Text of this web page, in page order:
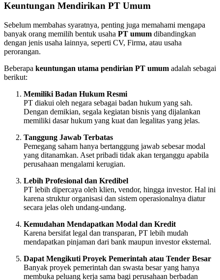
Keuntungan Mendirikan PT Umum
Sebelum membahas syaratnya, penting juga memahami mengapa
banyak orang memilih bentuk usaha PT umum dibandingkan
dengan jenis usaha lainnya, seperti CV, Firma, atau usaha
perorangan.
Beberapa keuntungan utama pendirian PT umum adalah sebagai
berikut:
Memiliki Badan Hukum Resmi
PT diakui oleh negara sebagai badan hukum yang sah.
Dengan demikian, segala kegiatan bisnis yang dijalankan
memiliki dasar hukum yang kuat dan legalitas yang jelas.
Tanggung Jawab Terbatas
Pemegang saham hanya bertanggung jawab sebesar modal
yang ditanamkan. Aset pribadi tidak akan terganggu apabila
perusahaan mengalami kerugian.
Lebih Profesional dan Kredibel
PT lebih dipercaya oleh klien, vendor, hingga investor. Hal ini
karena struktur organisasi dan sistem operasionalnya diatur
secara jelas oleh undang-undang.
Kemudahan Mendapatkan Modal dan Kredit
Karena bersifat legal dan transparan, PT lebih mudah
mendapatkan pinjaman dari bank maupun investor eksternal.
Dapat Mengikuti Proyek Pemerintah atau Tender Besar
Banyak proyek pemerintah dan swasta besar yang hanya
membuka peluang kerja sama bagi perusahaan berbadan